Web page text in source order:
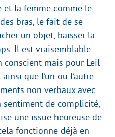
et la femme comme le
bras, le fait de se
un objet, baisser la
Il est vraisemblable
conscient mais pour Leil
que l’un ou l’autre
non verbaux avec
sentiment de complicité,
une issue heureuse de
fonctionne déjà en